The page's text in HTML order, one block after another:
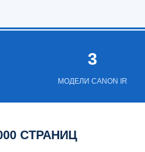
3
МОДЕЛИ CANON IR
СТРАНИЦ